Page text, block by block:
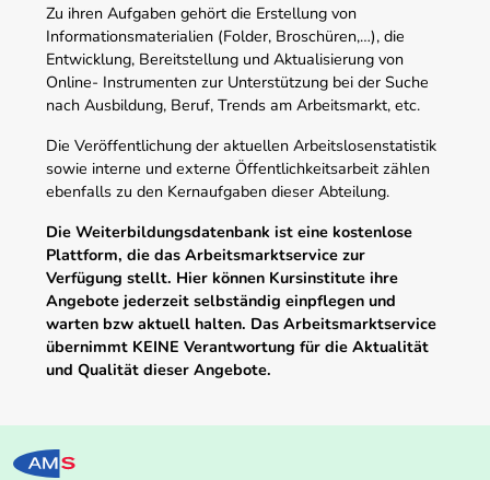
Zu ihren Aufgaben gehört die Erstellung von
Informationsmaterialien (Folder, Broschüren,…), die
Entwicklung, Bereitstellung und Aktualisierung von
Online- Instrumenten zur Unterstützung bei der Suche
nach Ausbildung, Beruf, Trends am Arbeitsmarkt, etc.
Die Veröffentlichung der aktuellen Arbeitslosenstatistik
sowie interne und externe Öffentlichkeitsarbeit zählen
ebenfalls zu den Kernaufgaben dieser Abteilung.
Die Weiterbildungsdatenbank ist eine kostenlose
Plattform, die das Arbeitsmarktservice zur
Verfügung stellt. Hier können Kursinstitute ihre
Angebote jederzeit selbständig einpflegen und
warten bzw aktuell halten. Das Arbeitsmarktservice
übernimmt KEINE Verantwortung für die Aktualität
und Qualität dieser Angebote.